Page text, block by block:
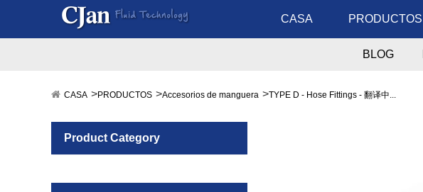
CASA PRODUCTOS
BLOG
CASA PRODUCTOS Accesorios de manguera TYPE D - Hose Fittings - 翻译中...
Product Category